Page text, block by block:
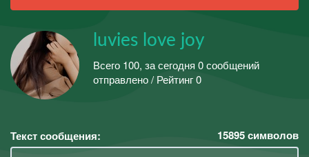
luvies love joy
Всего 100, за сегодня 0 сообщений
отправлено / Рейтинг 0
Текст сообщения: 15895символов